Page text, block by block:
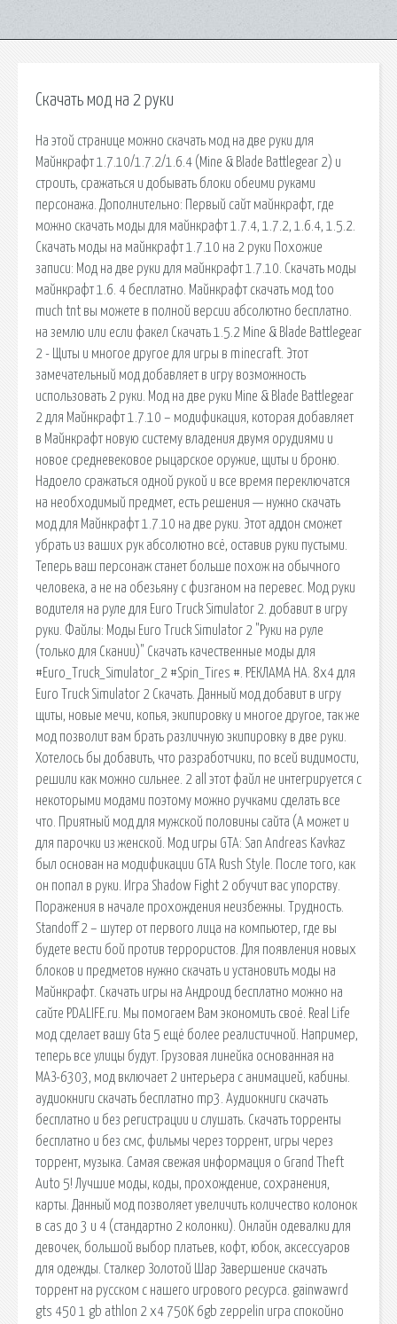
Скачать мод на 2 руки
На этой странице можно скачать мод на две руки для
Майнкрафт 1.7.10/1.7.2/1.6.4 (Mine & Blade Battlegear 2) и
строить, сражаться и добывать блоки обеими руками
персонажа. Дополнительно: Первый сайт майнкрафт, где
можно скачать моды для майнкрафт 1.7.4, 1.7.2, 1.6.4, 1.5.2.
Скачать моды на майнкрафт 1.7.10 на 2 руки Похожие
записи: Мод на две руки для майнкрафт 1.7.10. Скачать моды
майнкрафт 1.6. 4 бесплатно. Майнкрафт скачать мод too
much tnt вы можете в полной версии абсолютно бесплатно.
на землю или если факел Скачать 1.5.2 Mine & Blade Battlegear
2 - Щиты и многое другое для игры в minecraft. Этот
замечательный мод добавляет в игру возможность
использовать 2 руки. Мод на две руки Mine & Blade Battlegear
2 для Майнкрафт 1.7.10 – модификация, которая добавляет
в Майнкрафт новую систему владения двумя орудиями и
новое средневековое рыцарское оружие, щиты и броню.
Надоело сражаться одной рукой и все время переключатся
на необходимый предмет, есть решения — нужно скачать
мод для Майнкрафт 1.7.10 на две руки. Этот аддон сможет
убрать из ваших рук абсолютно всё, оставив руки пустыми.
Теперь ваш персонаж станет больше похож на обычного
человека, а не на обезьяну с физганом на перевес. Мод руки
водителя на руле для Euro Truck Simulator 2. добавит в игру
руки. Файлы: Моды Euro Truck Simulator 2 "Руки на руле
(только для Скании)" Скачать качественные моды для
#Euro_Truck_Simulator_2 #Spin_Tires #. РЕКЛАМА НА. 8х4 для
Euro Truck Simulator 2 Скачать. Данный мод добавит в игру
щиты, новые мечи, копья, экипировку и многое другое, так же
мод позволит вам брать различную экипировку в две руки.
Хотелось бы добавить, что разработчики, по всей видимости,
решили как можно сильнее. 2 all этот файл не интегрируется с
некоторыми модами поэтому можно ручками сделать все
что. Приятный мод для мужской половины сайта (А может и
для парочки из женской. Мод игры GTA: San Andreas Kavkaz
был основан на модификации GTA Rush Style. После того, как
он попал в руки. Игра Shadow Fight 2 обучит вас упорству.
Поражения в начале прохождения неизбежны. Трудность.
Standoff 2 – шутер от первого лица на компьютер, где вы
будете вести бой против террористов. Для появления новых
блоков и предметов нужно скачать и установить моды на
Майнкрафт. Скачать игры на Андроид бесплатно можно на
сайте PDALIFE.ru. Мы помогаем Вам экономить своё. Real Life
мод сделает вашу Gta 5 ещё более реалистичной. Например,
теперь все улицы будут. Грузовая линейка основанная на
МАЗ-6303, мод включает 2 интерьера с анимацией, кабины.
аудиокниги скачать бесплатно mp3. Аудиокниги скачать
бесплатно и без регистрации и слушать. Скачать торренты
бесплатно и без смс, фильмы через торрент, игры через
торрент, музыка. Самая свежая информация о Grand Theft
Auto 5! Лучшие моды, коды, прохождение, сохранения,
карты. Данный мод позволяет увеличить количество колонок
в cas до 3 и 4 (стандартно 2 колонки). Онлайн одевалки для
девочек, большой выбор платьев, кофт, юбок, аксессуаров
для одежды. Сталкер Золотой Шар Завершение скачать
торрент на русском с нашего игрового ресурса. gainwawrd
gts 450 1 gb athlon 2 x4 750K 6gb zeppelin игра спокойно